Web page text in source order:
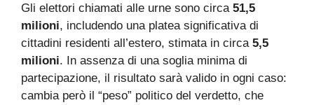
Gli elettori chiamati alle urne sono circa 51,5
milioni, includendo una platea significativa di
cittadini residenti all’estero, stimata in circa 5,5
milioni. In assenza di una soglia minima di
partecipazione, il risultato sarà valido in ogni caso:
cambia però il “peso” politico del verdetto, che